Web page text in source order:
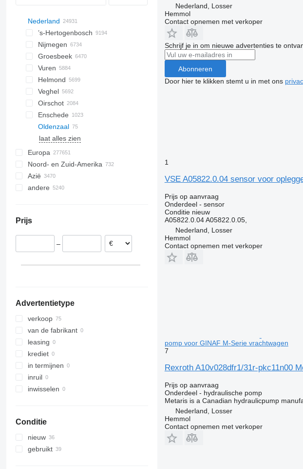
Nederland
’s-Hertogenbosch
Nijmegen
Groesbeek
Vuren
Helmond
Veghel
Oirschot
Enschede
Oldenzaal
laat alles zien
Europa
Estland
Roemenië
Polen
België
Italië
Noord- en Zuid-Amerika
Mexico
VS
Azië
Turkije
Verenigde Arabische Emiraten
Oman
Kazachstan
andere
Brazilië
Moldavië
Prijs
–
Advertentietype
verkoop
van de fabrikant
leasing
krediet
in termijnen
inruil
inwisselen
Conditie
nieuw
gebruikt
Nederland, Losser
Hemmol
Contact opnemen met verkoper
Schrijf je in om nieuwe advertenties te
Abonneren
Door hier te klikken stemt u in met ons
1
VSE A05822.0.04 sensor voor
Prijs op aanvraag
Onderdeel - sensor
Conditienieuw
A05822.0.04 A05822.0.05,
Nederland, Losser
Hemmol
Contact opnemen met verkoper
pomp voor GINAF M-Serie vrachtwagen
7
Rexroth A10v028dfr1/31r-pkc11n00
Prijs op aanvraag
Onderdeel - hydraulische pomp
Metaris is a Canadian hydraulicpump
Nederland, Losser
Hemmol
Contact opnemen met verkoper